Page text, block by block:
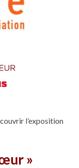
l’exposition
»